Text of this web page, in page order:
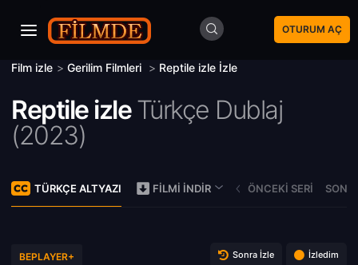
OTURUM AÇ
Film izle > Gerilim Filmleri > Reptile izle İzle
Reptile izleTürkçe Dublaj
(2023)
TÜRKÇE ALTYAZI FILMI İNDIR ÖNCEKI SERI
BEPLAYER+ Sonra İzle İzledim